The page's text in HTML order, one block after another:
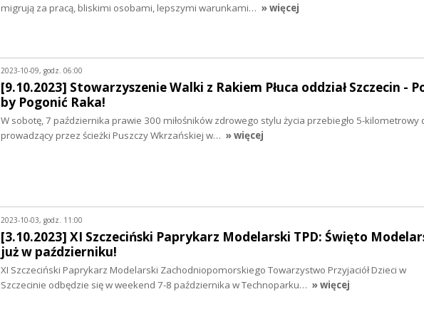
migrują za pracą, bliskimi osobami, lepszymi warunkami… » więcej
2023-10-09, godz. 06:00
[9.10.2023] Stowarzyszenie Walki z Rakiem Płuca oddział Szczecin -
by Pogonić Raka!
W sobotę, 7 października prawie 300 miłośników zdrowego stylu życia przebiegło 5-kilometrowy
prowadzący przez ścieżki Puszczy Wkrzańskiej w… » więcej
2023-10-03, godz. 11:00
[3.10.2023] XI Szczeciński Paprykarz Modelarski TPD: Święto
już w październiku!
XI Szczeciński Paprykarz Modelarski Zachodniopomorskiego Towarzystwo Przyjaciół Dzieci w
Szczecinie odbędzie się w weekend 7-8 października w Technoparku… » więcej